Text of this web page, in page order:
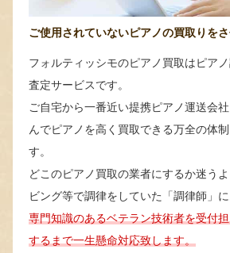
ご使用されていないピアノの買取りをさ
フォルティッシモのピアノ買取はピア
査定サービスです。
ご自宅から一番近い提携ピアノ運送会
んでピアノを高く買取できる万全の体
す。
どこのピアノ買取の業者にするか迷う
ビング等で調律をしていた「調律師」に
専門知識のあるベテラン技術者を受付
するまで一生懸命対応致します。